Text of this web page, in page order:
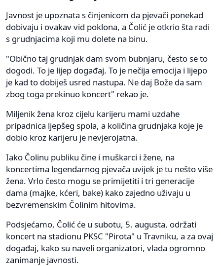
Javnost je upoznata s činjenicom da pjevači ponekad
dobivaju i ovakav vid poklona, a Čolić je otkrio šta radi
s grudnjacima koji mu dolete na binu.
"Obično taj grudnjak dam svom bubnjaru, često se to
dogodi. To je lijep događaj. To je nečija emocija i lijepo
je kad to dobiješ usred nastupa. Ne daj Bože da sam
zbog toga prekinuo koncert" rekao je.
Miljenik žena kroz cijelu karijeru mami uzdahe
pripadnica ljepšeg spola, a količina grudnjaka koje je
dobio kroz karijeru je nevjerojatna.
Iako Čolinu publiku čine i muškarci i žene, na
koncertima legendarnog pjevača uvijek je tu nešto više
žena. Vrlo često mogu se primijetiti i tri generacije
dama (majke, kćeri, bake) kako zajedno uživaju u
bezvremenskim Čolinim hitovima.
Podsjećamo, Čolić će u subotu, 5. augusta, održati
koncert na stadionu PKSC "Pirota" u Travniku, a za ovaj
događaj, kako su naveli organizatori, vlada ogromno
zanimanje javnosti.